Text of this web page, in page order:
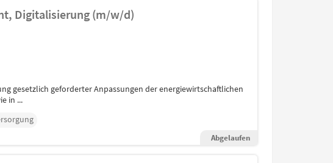
Digitalisierung (m/w/d)
gesetzlich geforderter Anpassungen der energiewirtschaftlichen
in ...
Abgelaufen